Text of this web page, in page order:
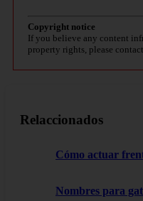
Copyright notice
If you believe any content
property rights, please contact
Relaccionados
Cómo actuar
Nombres para